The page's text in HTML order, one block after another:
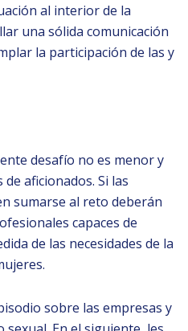
al interior de la
una sólida comunicación
la participación de las y
desafío no es menor y
aficionados. Si las
sumarse al reto deberán
capaces de
de las necesidades de la
sobre las empresas y